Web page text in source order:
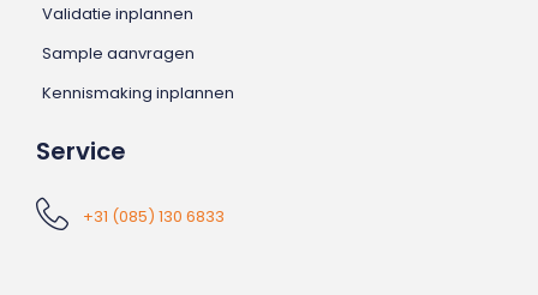
Validatie inplannen
Sample aanvragen
Kennismaking inplannen
Service
+31 (085) 130 6833